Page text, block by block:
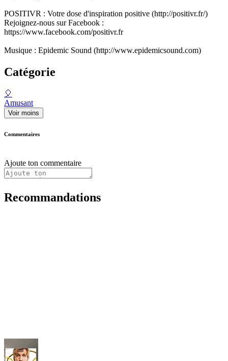
POSITIVR : Votre dose d'inspiration positive (http://positivr.fr/)
Rejoignez-nous sur Facebook :
https://www.facebook.com/positivr.fr
Musique : Epidemic Sound (http://www.epidemicsound.com)
Catégorie
🎈
Amusant
Voir moins
Commentaires
Ajoute ton commentaire
Recommandations